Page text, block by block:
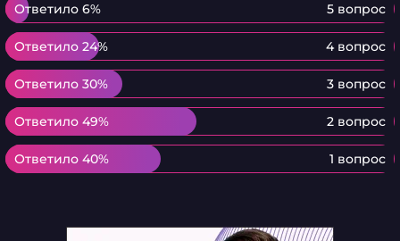
Ответило 6% 5 вопрос
Ответило 6%
Ответило 24% 4 вопрос
Ответило 24%
Ответило 30% 3 вопрос
Ответило 30%
Ответило 49% 2 вопрос
Ответило 49%
Ответило 40% 1 вопрос
Ответило 40%